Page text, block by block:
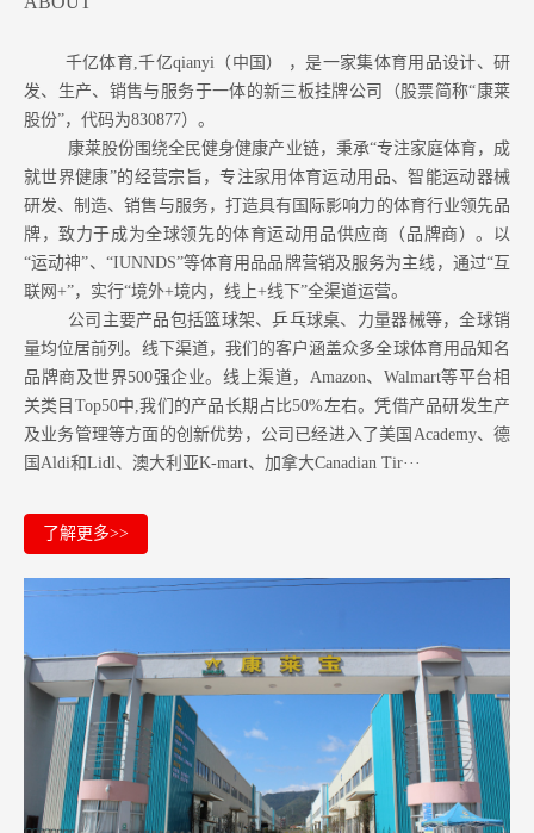
千亿体育,千亿qianyi（中国） ，是一家集体育用品设计、研
发、生产、销售与服务于一体的新三板挂牌公司（股票简称“康莱
股份”，代码为830877）。
康莱股份围绕全民健身健康产业链，秉承“专注家庭体育，成
就世界健康”的经营宗旨，专注家用体育运动用品、智能运动器械
研发、制造、销售与服务，打造具有国际影响力的体育行业领先品
牌，致力于成为全球领先的体育运动用品供应商（品牌商）。以
“运动神”、“IUNNDS”等体育用品品牌营销及服务为主线，通过“互
联网+”，实行“境外+境内，线上+线下”全渠道运营。
公司主要产品包括篮球架、乒乓球桌、力量器械等，全球销
量均位居前列。 线下渠道，我们的客户涵盖众多全球体育用品知名
品牌商及世界500强企业。 线上渠道，Amazon、Walmart等平台相
关类目Top50中,我们的产品长期占比50%左右。凭借产品研发生产
及业务管理等方面的创新优势，公司已经进入了美国Academy、德
国Aldi和Lidl、澳大利亚K-mart、加拿大Canadian Tir···
了解更多>>